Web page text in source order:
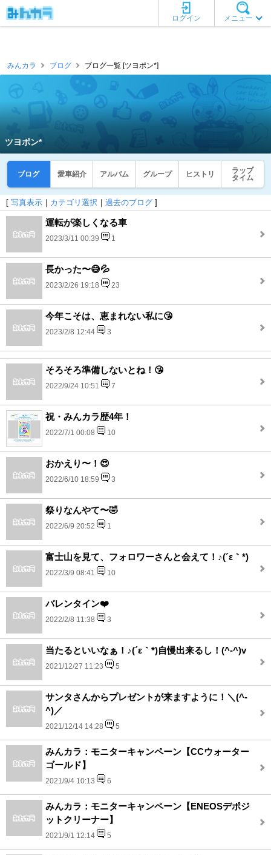
メニュー
ログイン
みんカラ ブログ ブログ一覧 [ツヨポン*]
ツヨポン*
ブログ 愛車紹介 アルバム グループ ヒストリ
ラップ
タイム
[ 写真表示 ｜ カテゴリ選択 ｜ 過去のブログ ]
運転が楽しくなる車
2023/3/11 00:39 1
長かった〜😅💦
2023/2/26 19:18 23
今年こそは、恵まれない私に😘
2023/2/8 12:44 3
そろそろ準備しないとね！😘
2022/9/24 10:51 7
祝・みんカラ歴4年！
2022/7/1 00:08 10
おかえり〜！😍
2022/6/10 18:59 3
祭りなんやて〜🤣
2022/6/9 20:52 1
富士山を見て、フォロワーさんと会えて！♪(´ε｀*)
2022/3/9 08:41 10
バレンタイン❤️
2022/2/8 11:38 3
当たるといいなぁ！♪(´ε｀*)自慢出来るし！(^-^)v
2021/12/27 11:23 5
サンタさんからプレゼントが来ますように！＼(^-
^)／
2021/12/14 14:28 5
みんカラ：モニターキャンペーン【CCウォーター
ゴールド】
2021/9/4 10:13 6
みんカラ：モニターキャンペーン【ENEOSデポジ
ットクリーナー】
2021/9/1 12:14 5